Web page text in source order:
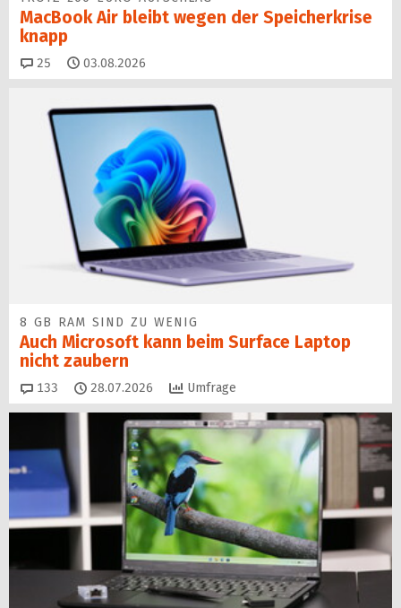
MacBook Air bleibt wegen der Speicherkrise
knapp
25 Kommentare
03.08.2026
8 GB RAM SIND ZU WENIG
Auch Microsoft kann beim Surface Laptop
nicht zaubern
133 Kommentare
28.07.2026 Umfrage